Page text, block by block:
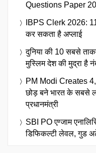
Questions Paper
IBPS Clerk 2026:
कर सकता है अप्लाई
दुनिया की 10 सबसे
मुस्लिम देश की मुद्रा है
PM Modi Creates
छोड़ बने भारत के सबसे
प्रधानमंत्री
SBI PO एग्जाम
डिफिकल्टी लेवल, गुड